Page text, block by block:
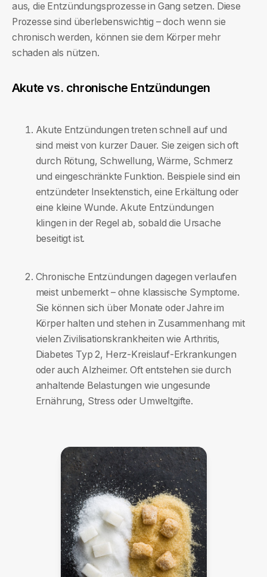
aus, die Entzündungsprozesse in Gang setzen. Diese
Prozesse sind überlebenswichtig – doch wenn sie
chronisch werden, können sie dem Körper mehr
schaden als nützen.
Akute vs. chronische Entzündungen
Akute Entzündungen treten schnell auf und
sind meist von kurzer Dauer. Sie zeigen sich oft
durch Rötung, Schwellung, Wärme, Schmerz
und eingeschränkte Funktion. Beispiele sind ein
entzündeter Insektenstich, eine Erkältung oder
eine kleine Wunde. Akute Entzündungen
klingen in der Regel ab, sobald die Ursache
beseitigt ist.
Chronische Entzündungen dagegen verlaufen
meist unbemerkt – ohne klassische Symptome.
Sie können sich über Monate oder Jahre im
Körper halten und stehen in Zusammenhang mit
vielen Zivilisationskrankheiten wie Arthritis,
Diabetes Typ 2, Herz-Kreislauf-Erkrankungen
oder auch Alzheimer. Oft entstehen sie durch
anhaltende Belastungen wie ungesunde
Ernährung, Stress oder Umweltgifte.